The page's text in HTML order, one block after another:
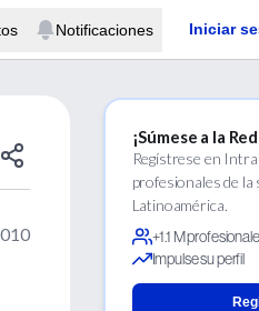
Notificaciones Iniciar
¡Súmese a la
Regístrese en
profesionales de la
Latinoamérica.
+1.1 M
Impulse su perfil